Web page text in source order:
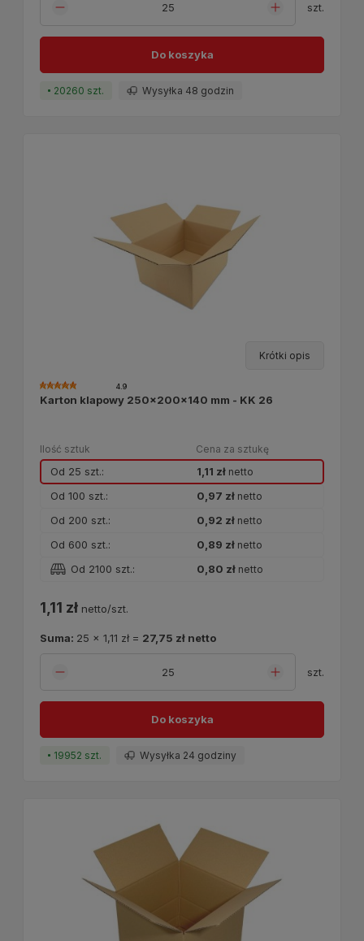
szt.
Do koszyka
20260 szt. Wysyłka 48 godzin
Krótki opis
Karton klapowy 250x200x140 mm - KK 26
4.9
Ilość sztuk Cena za sztukę
Od 25 szt.: 1,11 złnetto
Od 100 szt.: 0,97 złnetto
Od 200 szt.: 0,92 złnetto
Od 600 szt.: 0,89 złnetto
Od 2100 szt.: 0,80 złnetto
1,11 zł netto/szt.
szt.
Do koszyka
Suma: 25 x 1,11 zł = 27,75 zł netto
19952 szt. Wysyłka 24 godziny